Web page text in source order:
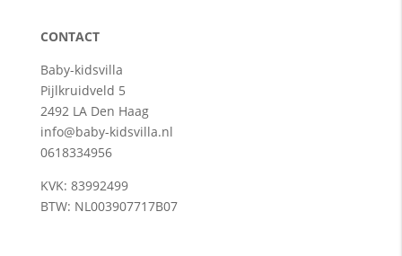
CONTACT
Baby-kidsvilla
Pijlkruidveld 5
2492 LA Den Haag
info@baby-kidsvilla.nl
0618334956
KVK: 83992499
BTW: NL003907717B07